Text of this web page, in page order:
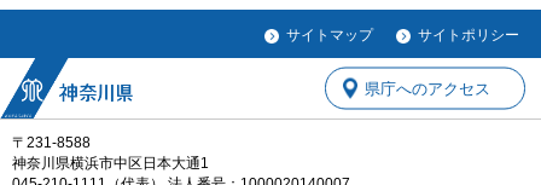
サイトマップ サイトポリシー
〒231-8588
神奈川県横浜市中区日本大通1
県庁へのアクセス